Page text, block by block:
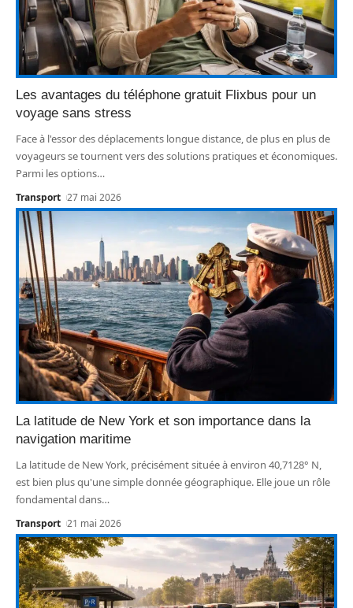
Les avantages du téléphone gratuit Flixbus pour un
voyage sans stress
Face à l'essor des déplacements longue distance, de plus en plus de
voyageurs se tournent vers des solutions pratiques et économiques.
Parmi les options…
Transport 27 mai 2026
La latitude de New York et son importance dans la
navigation maritime
La latitude de New York, précisément située à environ 40,7128° N,
est bien plus qu'une simple donnée géographique. Elle joue un rôle
fondamental dans…
Transport 21 mai 2026